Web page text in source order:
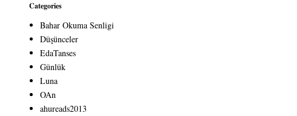
Categories
Bahar Okuma Senligi
Düşünceler
EdaTanses
Günlük
Luna
OAn
ahureads2013